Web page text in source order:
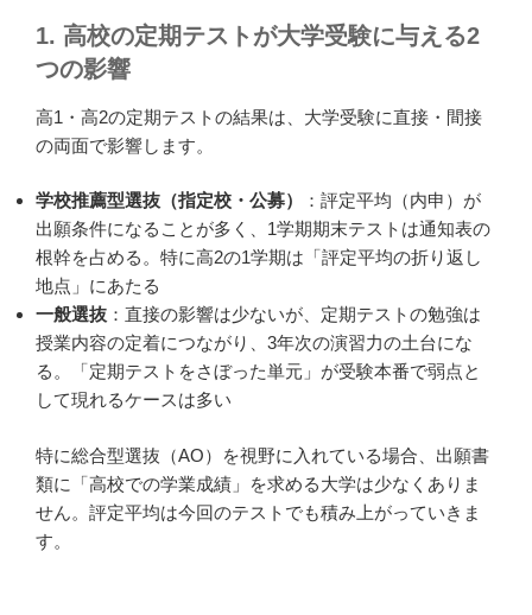
1. 高校の定期テストが大学受験に与える2
つの影響
高1・高2の定期テストの結果は、大学受験に直接・間接
の両面で影響します。
学校推薦型選抜（指定校・公募）
：評定平均（内申）が
出願条件になることが多く、1学期期末テストは通知表の
根幹を占める。特に高2の1学期は「評定平均の折り返し
地点」にあたる
一般選抜 ：直接の影響は少ないが、定期テストの勉強は
授業内容の定着につながり、3年次の演習力の土台にな
る。「定期テストをさぼった単元」が受験本番で弱点と
して現れるケースは多い
特に総合型選抜（AO）を視野に入れている場合、出願書
類に「高校での学業成績」を求める大学は少なくありま
せん。評定平均は今回のテストでも積み上がっていきま
す。